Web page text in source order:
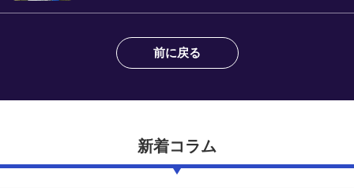
前に戻る
新着コラム